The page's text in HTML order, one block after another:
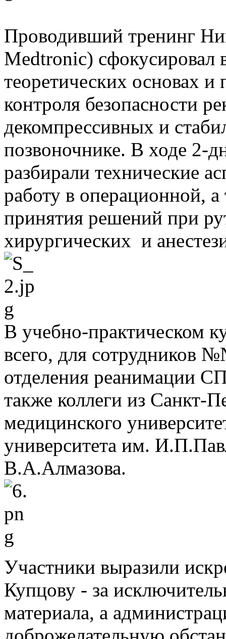
Проводивший тренинг
Medtronic) сфокусировал
теоретических основах и
контроля безопасности
декомпрессивных и
позвоночнике. В ходе 2-
разбирали технические
работу в операционной,
принятия решений при
хирургических и
В учебно-практическом
всего, для сотрудников
отделения реанимации
также коллеги из Санкт-
медицинского
университета им.
В.А.Алмазова.
Участники выразили
Купцову - за
материала, а